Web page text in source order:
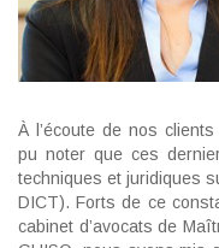
À l’écoute de nos
pu noter que ces
techniques et juridiques
DICT). Forts de ce
cabinet d’avocats de